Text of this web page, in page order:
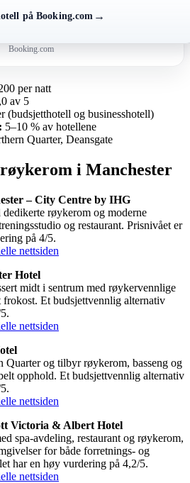
på Booking.com →
Booking.com
per natt
av 5
(budsjetthotell og businesshotell)
5–10 % av hotellene
Quarter, Deansgate
i Manchester
– City Centre by IHG
røykerom og moderne
og restaurant. Prisnivået er
på 4/5.
nettsiden
Hotel
midt i sentrum med røykervennlige
Et budsjettvennlig alternativ
nettsiden
Quarter og tilbyr røykerom, basseng og
opphold. Et budsjettvennlig alternativ
nettsiden
Victoria & Albert Hotel
spa-avdeling, restaurant og røykerom,
for både forretnings- og
har en høy vurdering på 4,2/5.
nettsiden